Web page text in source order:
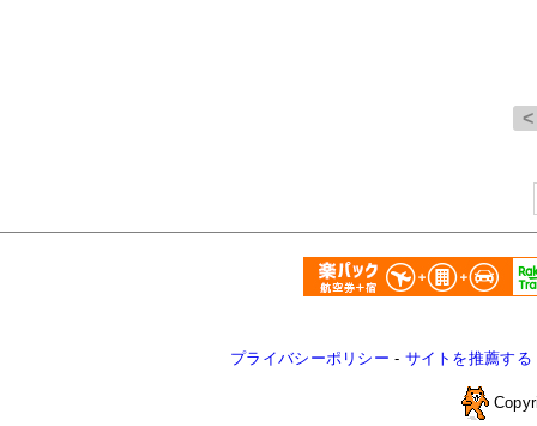
プライバシーポリシー - サイトを推薦する